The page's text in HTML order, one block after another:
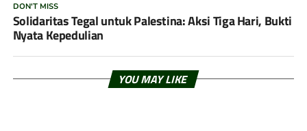
DON'T MISS
Solidaritas Tegal untuk Palestina: Aksi Tiga Hari, Bukti
Nyata Kepedulian
YOU MAY LIKE